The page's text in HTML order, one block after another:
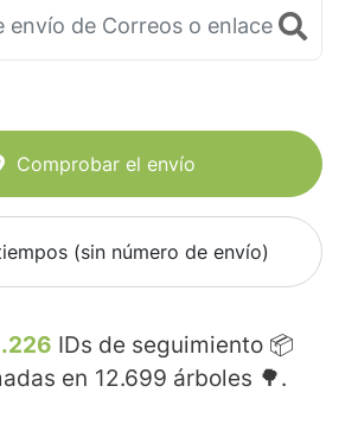
Comprobar el envío
(sin número de envío)
IDs de seguimiento 📦
en 12.699 árboles 🌳.